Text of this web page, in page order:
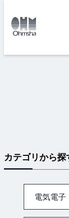
トップ
カテゴリから探
電気電子